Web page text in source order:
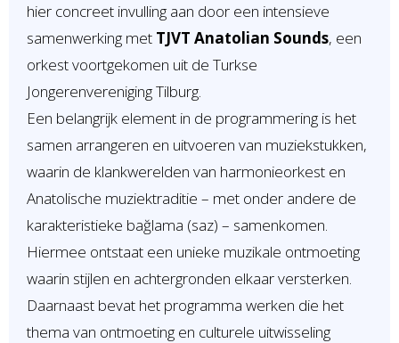
hier concreet invulling aan door een intensieve
samenwerking met TJVT Anatolian Sounds, een
orkest voortgekomen uit de Turkse
Jongerenvereniging Tilburg.
Een belangrijk element in de programmering is het
samen arrangeren en uitvoeren van muziekstukken,
waarin de klankwerelden van harmonieorkest en
Anatolische muziektraditie – met onder andere de
karakteristieke bağlama (saz) – samenkomen.
Hiermee ontstaat een unieke muzikale ontmoeting
waarin stijlen en achtergronden elkaar versterken.
Daarnaast bevat het programma werken die het
thema van ontmoeting en culturele uitwisseling